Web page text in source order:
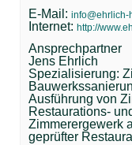
E-Mail: info@ehrlich-
Internet: http://
Ansprechpartner
Jens Ehrlich
Spezialisierung:
Ausführung von
Restaurations-
Zimmerergewerk
geprüfter